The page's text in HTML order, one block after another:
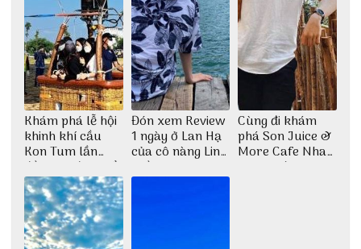
Khám phá lễ hội
khinh khí cầu
Kon Tum lần
đầu tiên được tổ
chức
Đón xem Review
1 ngày ở Lan Hạ
của cô nàng Linh
Trần
Cùng đi khám
phá Son Juice &
More Cafe Nha
Trang với anh